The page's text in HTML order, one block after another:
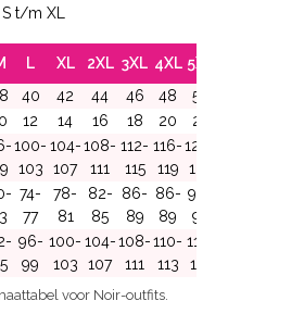
S t/m XL
L XL 2XL 3XL 4XL 5XL
40 42 44 46 48 50
12 14 16 18 20 22
100-
103
104-
107
108-
111
112-
115
116-
119
120-
123
74-
77
78-
81
82-
85
86-
89
86-
89
90-
93
96-
99
100-
103
104-
107
108-
111
110-
113
114-
117
voor Noir-outfits.